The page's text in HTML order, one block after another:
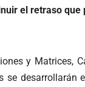
el retraso que
y Matrices,